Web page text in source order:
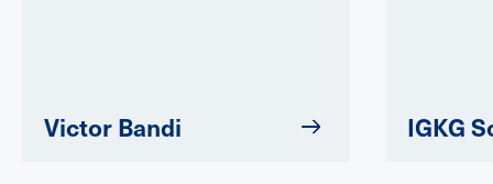
Victor Bandi IGKG